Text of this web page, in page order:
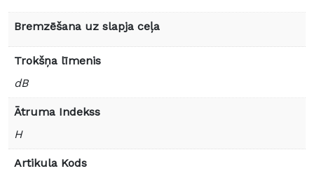
Bremzēšana uz slapja ceļa
Trokšņa līmenis
dB
Ātruma Indekss
H
Artikula Kods